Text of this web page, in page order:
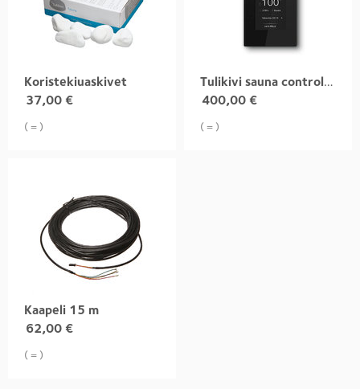
Koristekiuaskivet
37,00 €
( = )
Tulikivi sauna control panel
400,00 €
( = )
Kaapeli 15 m
62,00 €
( = )